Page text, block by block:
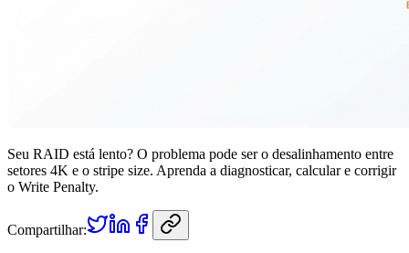
Seu RAID está lento? O problema pode ser o desalinhamento entre
setores 4K e o stripe size. Aprenda a diagnosticar, calcular e corrigir
o Write Penalty.
Compartilhar: